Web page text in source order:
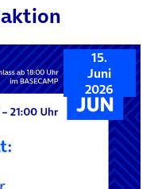
15.
Juni
2026